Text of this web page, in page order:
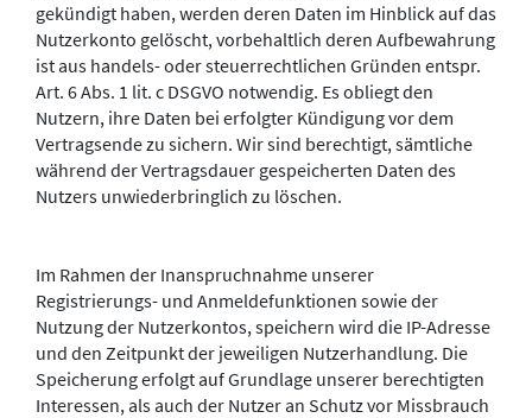
gekündigt haben, werden deren Daten im Hinblick auf das
Nutzerkonto gelöscht, vorbehaltlich deren Aufbewahrung
ist aus handels- oder steuerrechtlichen Gründen entspr.
Art. 6 Abs. 1 lit. c DSGVO notwendig. Es obliegt den
Nutzern, ihre Daten bei erfolgter Kündigung vor dem
Vertragsende zu sichern. Wir sind berechtigt, sämtliche
während der Vertragsdauer gespeicherten Daten des
Nutzers unwiederbringlich zu löschen.
Im Rahmen der Inanspruchnahme unserer
Registrierungs- und Anmeldefunktionen sowie der
Nutzung der Nutzerkontos, speichern wird die IP-Adresse
und den Zeitpunkt der jeweiligen Nutzerhandlung. Die
Speicherung erfolgt auf Grundlage unserer berechtigten
Interessen, als auch der Nutzer an Schutz vor Missbrauch